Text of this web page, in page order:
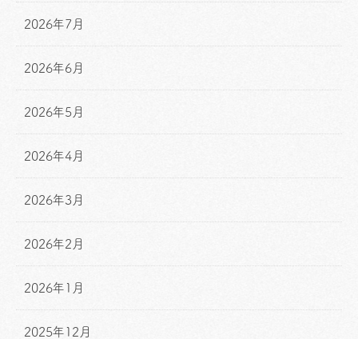
2026年7月
2026年6月
2026年5月
2026年4月
2026年3月
2026年2月
2026年1月
2025年12月